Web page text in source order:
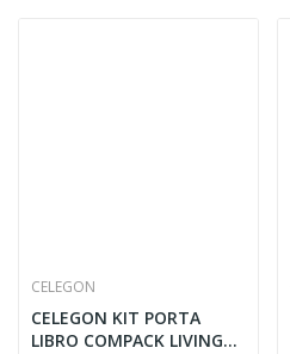
CELEGON
CELEGON KIT PORTA
LIBRO COMPACK LIVING